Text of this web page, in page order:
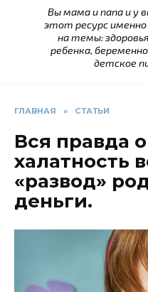
Вы мама и папа и у
этот ресурс
на темы:
ребенка,
детское
ГЛАВНАЯ » СТАТЬИ
Вся правда
халатность
«развод»
деньги.